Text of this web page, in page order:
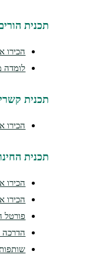
הורים שותפים
הכירו את תכנית
לומדה מקצועית
קשרים לחיים
הכירו את תכנית
החינוך
הכירו את תכנית
הכירו את המרכז
פורטל התכנים של
הדרכה ופיתוח
שותפות חניכים –